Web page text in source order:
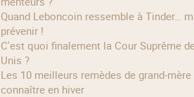
Quand Leboncoin ressemble à Tinder… mais sans
prévenir !
C'est quoi finalement la Cour Suprême des Etats-
Unis ?
Les 10 meilleurs remèdes de grand-mère qu'il faut
connaître en hiver